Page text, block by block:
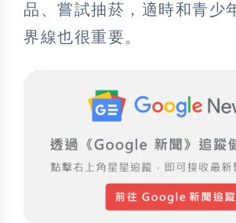
品、嘗試抽菸，適時和青少
界線也很重要。